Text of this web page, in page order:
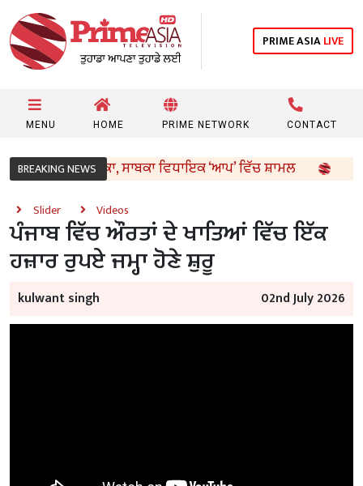
PRIME ASIALIVE
MENU HOME PRIME NETWORK CONTACT
BREAKING NEWS
ਦਲ ਨੂੰ ਵੱਡਾ ਝਟਕਾ, ਸਾਬਕਾ ਵਿਧਾਇਕ ‘ਆਪ’ ਵਿੱਚ ਸ਼ਾਮਲ
Slider Videos
ਪੰਜਾਬ ਵਿੱਚ ਔਰਤਾਂ ਦੇ ਖਾਤਿਆਂ ਵਿੱਚ ਇੱਕ
ਹਜ਼ਾਰ ਰੁਪਏ ਜਮ੍ਹਾ ਹੋਣੇ ਸ਼ੁਰੂ
kulwant singh 02nd July 2026